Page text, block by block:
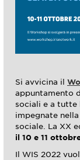
Si avvicina il
appuntamento
sociali e a tutte
impegnate
sociale. La XX
il 10 e 11
Il WIS 2022